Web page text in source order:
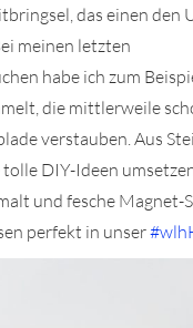
das einen den
meinen letzten
habe ich zum
die mittlerweile
verstauben. Aus
DIY-Ideen
und fesche Magnet-
perfekt in unser